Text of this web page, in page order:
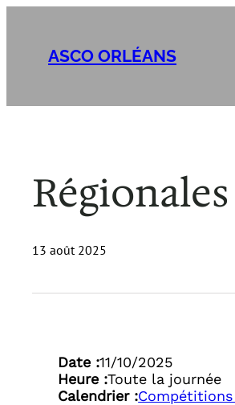
contenuASCO ORLÉANS
13 août 2025
Date :11/10/2025
Heure :Toute la journée
Calendrier :